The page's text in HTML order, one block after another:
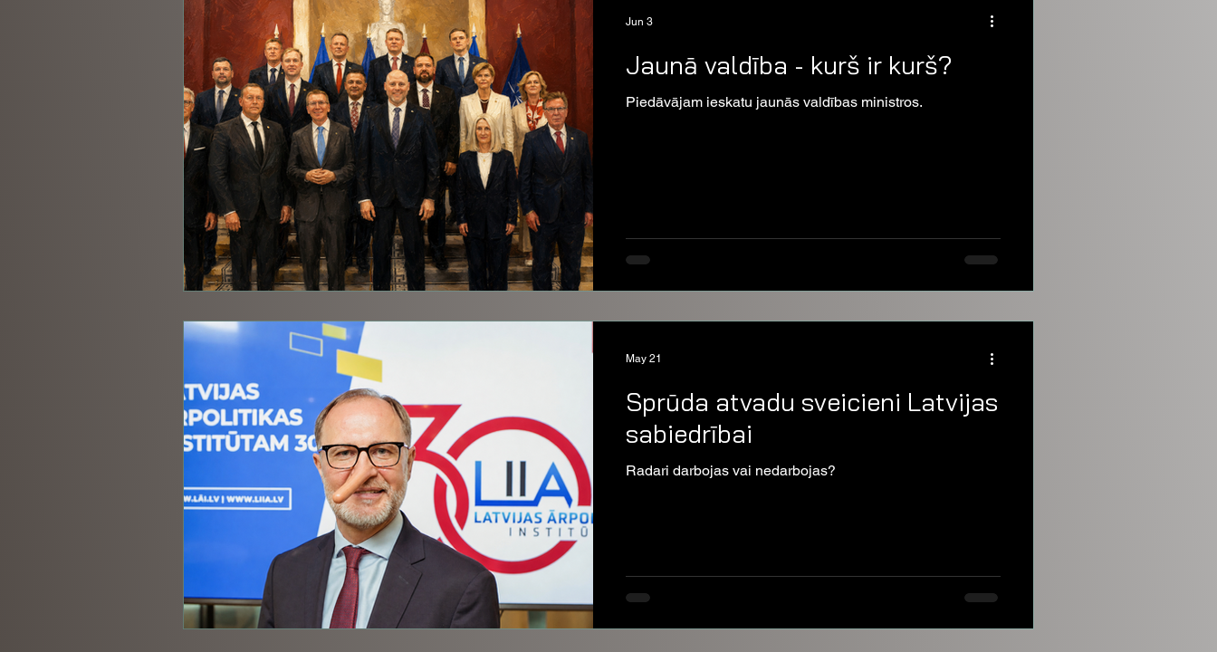
Jaunā valdība - kurš ir kurš?
Piedāvājam ieskatu jaunās valdības ministros.
Jun 3
Sprūda atvadu sveicieni Latvijas
sabiedrībai
Radari darbojas vai nedarbojas?
May 21